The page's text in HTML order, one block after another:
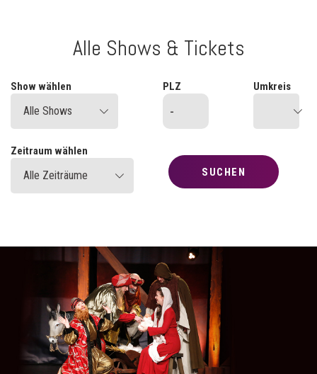
Alle Shows & Tickets
Show wählen
Alle Shows
PLZ Umkreis
Zeitraum wählen
Alle Zeiträume